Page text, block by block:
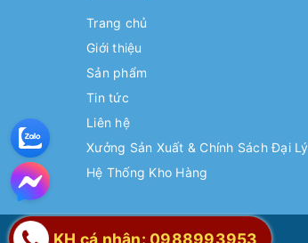
Trang chủ
Giới thiệu
Sản phẩm
Tin tức
Liên hệ
Xưởng Sản Xuất & Chính Sách Đại Lý
Hệ Thống Kho Hàng
KH cá nhân: 0988993953